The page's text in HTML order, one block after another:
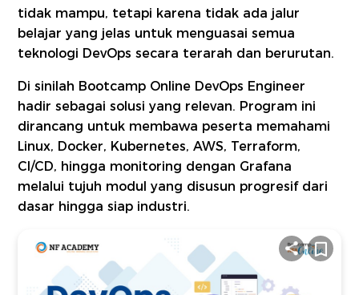
tidak mampu, tetapi karena tidak ada jalur
belajar yang jelas untuk menguasai semua
teknologi DevOps secara terarah dan berurutan.
Di sinilah Bootcamp Online DevOps Engineer
hadir sebagai solusi yang relevan. Program ini
dirancang untuk membawa peserta memahami
Linux, Docker, Kubernetes, AWS, Terraform,
CI/CD, hingga monitoring dengan Grafana
melalui tujuh modul yang disusun progresif dari
dasar hingga siap industri.